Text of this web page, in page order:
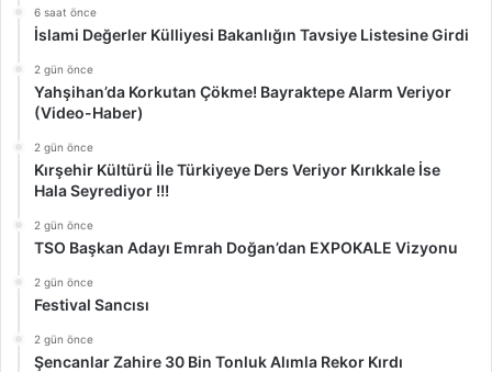
6 saat önce
İslami Değerler Külliyesi Bakanlığın Tavsiye Listesine Girdi
2 gün önce
Yahşihan’da Korkutan Çökme! Bayraktepe Alarm Veriyor
(Video-Haber)
2 gün önce
Kırşehir Kültürü İle Türkiyeye Ders Veriyor Kırıkkale İse
Hala Seyrediyor !!!
2 gün önce
TSO Başkan Adayı Emrah Doğan’dan EXPOKALE Vizyonu
2 gün önce
Festival Sancısı
2 gün önce
Şencanlar Zahire 30 Bin Tonluk Alımla Rekor Kırdı